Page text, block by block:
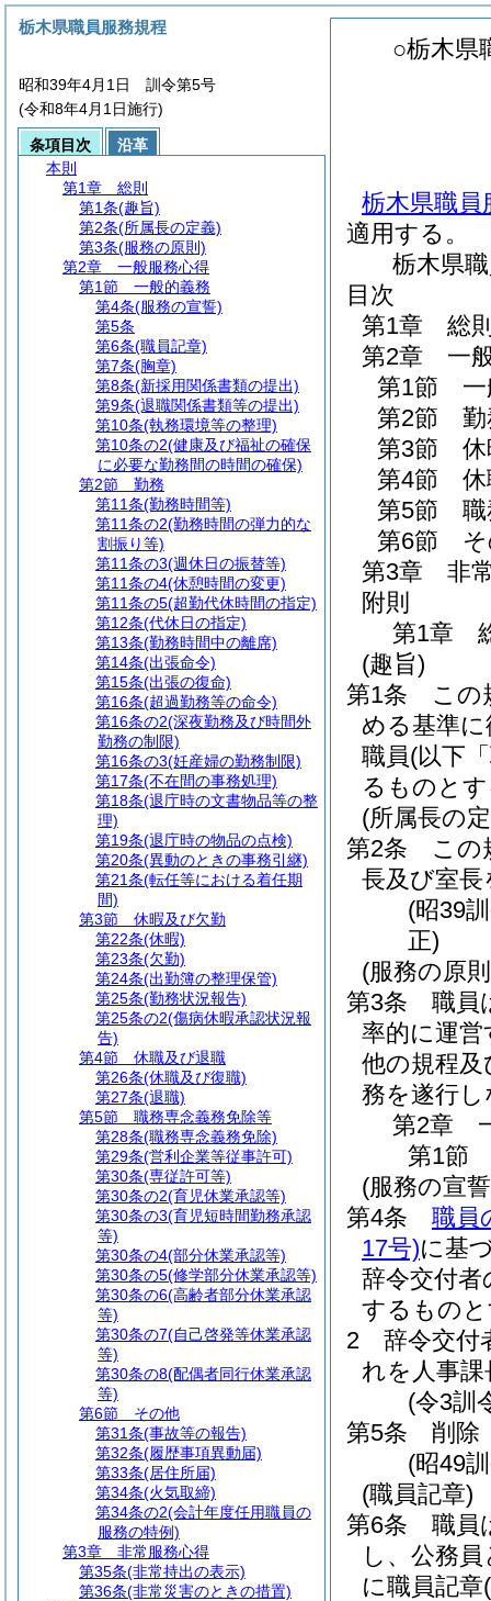
○栃木県
栃木県職員
適用する。
栃木県
目次
第1章
総
第2章
一
第1節
第2節
第3節
第4節
第5節
第6節
第3章
非
附則
第1章
(趣旨)
第1条
この
める基準
職員(以下
るものと
(所属長の
第2条
この
長及び室
(昭39
正)
(服務の原
第3条
職員
率的に運
他の規程
務を遂行
第2章
第1節
(服務の宣
第4条
職員
17号)に基
辞令交付者
するもの
2
辞令交付
れを人事
(令3訓
第5条
削除
(昭49
(職員記章)
第6条
職員
し、公務
に職員記章(
栃木県職員服務規程
昭和39年4月1日 訓令第5号
(令和8年4月1日施行)
条項目次
沿革
本則
第1章
総則
第1条(趣旨)
第2条(所属長の定義)
第3条(服務の原則)
第2章
一般服務心得
第1節
一般的義務
第4条(服務の宣誓)
第5条
第6条(職員記章)
第7条(胸章)
第8条(新採用関係書類の提出)
第9条(退職関係書類等の提出)
第10条(執務環境等の整理)
第10条の2(健康及び福祉の確保
に必要な勤務間の時間の確保)
第2節
勤務
第11条(勤務時間等)
第11条の2(勤務時間の弾力的な
割振り等)
第11条の3(週休日の振替等)
第11条の4(休憩時間の変更)
第11条の5(超勤代休時間の指定)
第12条(代休日の指定)
第13条(勤務時間中の離席)
第14条(出張命令)
第15条(出張の復命)
第16条(超過勤務等の命令)
第16条の2(深夜勤務及び時間外
勤務の制限)
第16条の3(妊産婦の勤務制限)
第17条(不在間の事務処理)
第18条(退庁時の文書物品等の整
理)
第19条(退庁時の物品の点検)
第20条(異動のときの事務引継)
第21条(転任等における着任期
間)
第3節
休暇及び欠勤
第22条(休暇)
第23条(欠勤)
第24条(出勤簿の整理保管)
第25条(勤務状況報告)
第25条の2(傷病休暇承認状況報
告)
第4節
休職及び退職
第26条(休職及び復職)
第27条(退職)
第5節
職務専念義務免除等
第28条(職務専念義務免除)
第29条(営利企業等従事許可)
第30条(専従許可等)
第30条の2(育児休業承認等)
第30条の3(育児短時間勤務承認
等)
第30条の4(部分休業承認等)
第30条の5(修学部分休業承認等)
第30条の6(高齢者部分休業承認
等)
第30条の7(自己啓発等休業承認
等)
第30条の8(配偶者同行休業承認
等)
第6節
その他
第31条(事故等の報告)
第32条(履歴事項異動届)
第33条(居住所届)
第34条(火気取締)
第34条の2(会計年度任用職員の
服務の特例)
第3章
非常服務心得
第35条(非常持出の表示)
第36条(非常災害のときの措置)